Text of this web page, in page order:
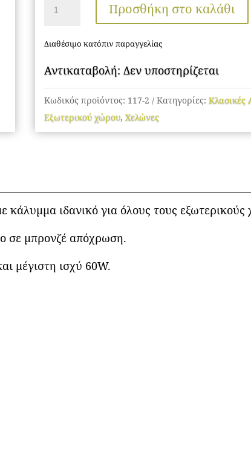
Φωτιστικά
Προσθήκη στο καλάθι
Διαθέσιμο κατόπιν παραγγελίας
Αντικαταβολή: Δεν υποστηρίζεται
Κωδικός προϊόντος: 117-2 Κατηγορίες: Κλασικές
Εξωτερικού χώρου, Χελώνες
κάλυμμα ιδανικό για όλους τους
σε μπρονζέ απόχρωση.
μέγιστη ισχύ 60W.